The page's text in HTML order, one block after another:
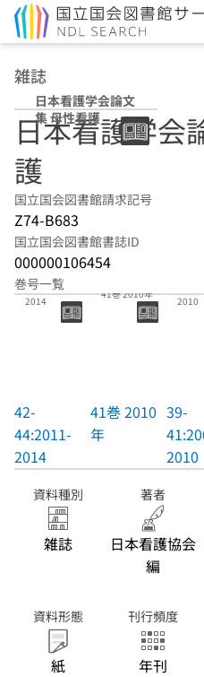
雑誌
日本看護学会論文
集 母性看護
日本看護学会
護
国立国会図書館請求記号
Z74-B683
国立国会図書館書誌ID
000000106454
巻号一覧
42-44:2011-
2014
42-
44:2011-
2014
41巻 2010年
41巻 2010
年
2010
39-
2010
資料種別
雑誌
著者
日本看護協会
編
資料形態
紙
刊行頻度
年刊